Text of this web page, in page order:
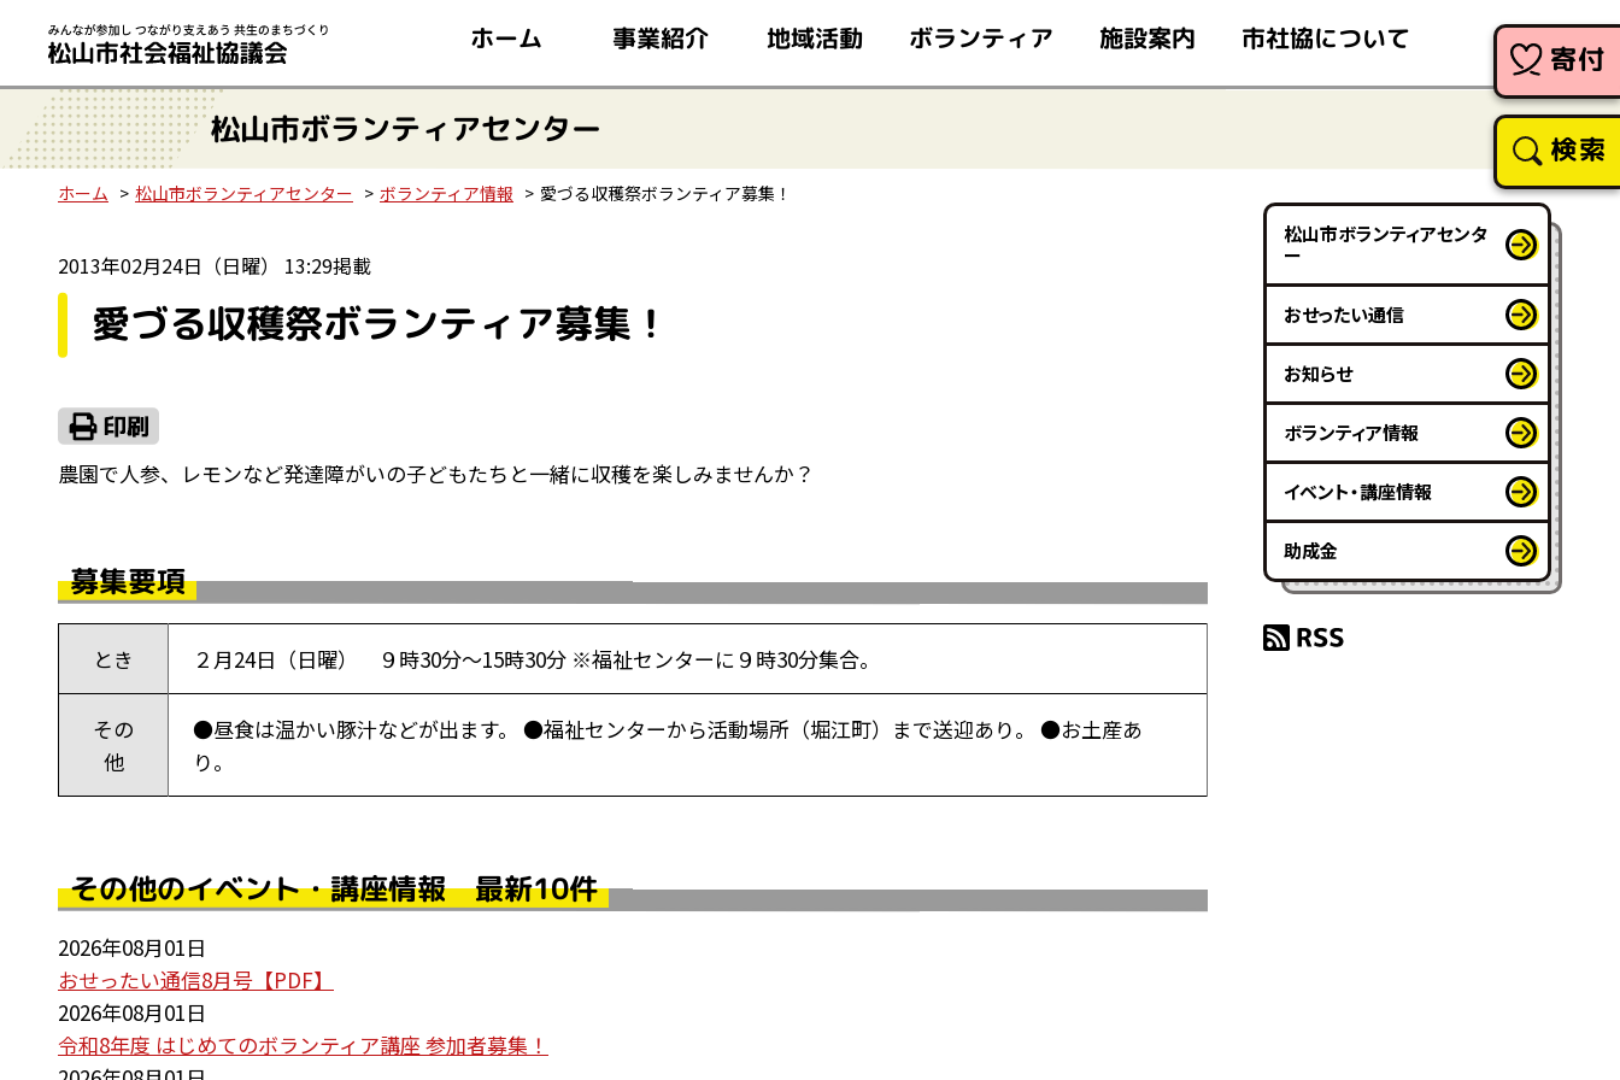
ホーム 事業紹介 地域活動 ボランティア 施設案内 市社協について
寄付
検索
松山市ボランティアセンター
ホーム 松山市ボランティアセンター ボランティア情報 愛づる収穫祭ボランティア募集！
2013年02月24日（日曜） 13:29掲載
愛づる収穫祭ボランティア募集！
農園で人参、レモンなど発達障がいの子どもたちと一緒に収穫を楽しみませんか？
募集要項
とき ２月24日（日曜） ９時30分～15時30分 ※福祉センターに９時30分集合。
その
他
●昼食は温かい豚汁などが出ます。 ●福祉センターから活動場所（堀江町）まで送迎あり。 ●お土産あ
り。
その他のイベント・講座情報 最新10件
2026年08月01日
おせったい通信8月号【PDF】
2026年08月01日
令和8年度 はじめてのボランティア講座 参加者募集！
松山市ボランティアセンタ
ー
おせったい通信
お知らせ
ボランティア情報
イベント・講座情報
助成金